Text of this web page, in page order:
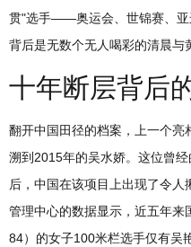
贯"选手——奥运会、世锦赛、亚
背后是无数个无人喝彩的清晨与
十年断层背后
翻开中国田径的档案，上一个亮
溯到2015年的吴水娇。这位曾
后，中国在该项目上出现了令
管理中心的数据显示，近五年
84）的女子100米栏选手仅有吴